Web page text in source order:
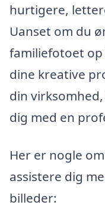
hurtigere,
Uanset om du
familiefotoet
dine kreative
din
dig med en
Her er nogle
assistere dig
billeder: